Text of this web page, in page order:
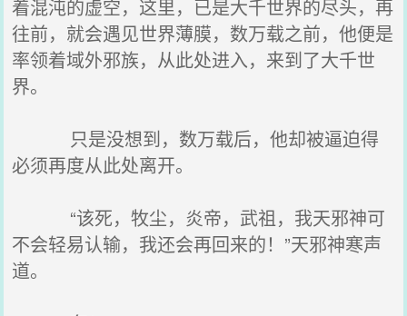
着混沌的虚空，这里，已是大千世界的尽头，再
往前，就会遇见世界薄膜，数万载之前，他便是
率领着域外邪族，从此处进入，来到了大千世
界。
只是没想到，数万载后，他却被逼迫得
必须再度从此处离开。
“该死，牧尘，炎帝，武祖，我天邪神可
不会轻易认输，我还会再回来的！”天邪神寒声
道。